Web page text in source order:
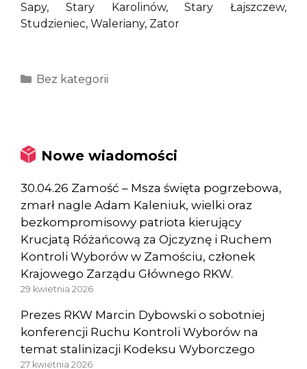
Sapy, Stary Karolinów, Stary Łajszczew,
Studzieniec, Waleriany, Zator
Kategorie
Bez kategorii
Nowe wiadomości
30.04.26 Zamość – Msza święta pogrzebowa,
zmarł nagle Adam Kaleniuk, wielki oraz
bezkompromisowy patriota kierujący
Krucjatą Różańcową za Ojczyznę i Ruchem
Kontroli Wyborów w Zamościu, członek
Krajowego Zarządu Głównego RKW.
29 kwietnia 2026
Prezes RKW Marcin Dybowski o sobotniej
konferencji Ruchu Kontroli Wyborów na
temat stalinizacji Kodeksu Wyborczego
27 kwietnia 2026